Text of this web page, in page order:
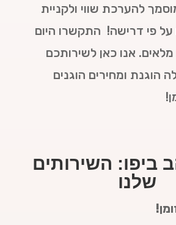
להערכת שווי ולקניית
פי דרישה! התקשרו היום
אנו כאן לשירותכם
הוגנת ומחירים הוגנים
ביפו: השירותים
שלנו